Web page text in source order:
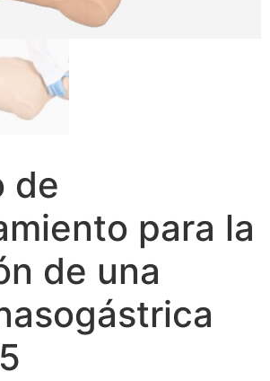
de
para la
de una